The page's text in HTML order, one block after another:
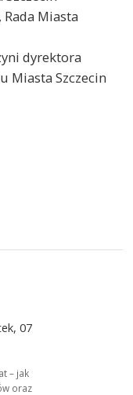
Miasta
dyrektora
Miasta Szczecin
07
– jak
oraz